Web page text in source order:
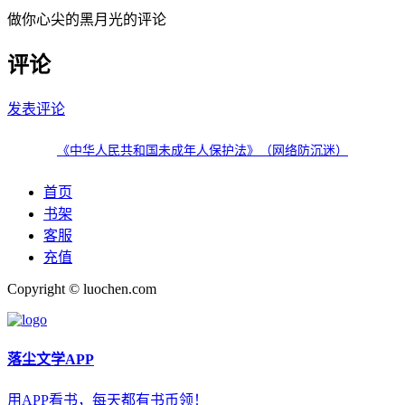
做你心尖的黑月光的评论
评论
发表评论
《中华人民共和国未成年人保护法》（网络防沉迷）
首页
书架
客服
充值
Copyright © luochen.com
落尘文学APP
用APP看书，每天都有书币领！